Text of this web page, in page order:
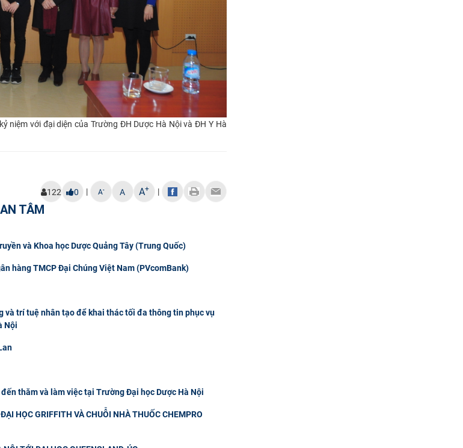
niệm với đại diện của Trường ĐH Dược Hà Nội và ĐH Y Hà
122 0 | A- A A+ |
TÂM
và Khoa học Dược Quảng Tây (Trung Quốc)
hàng TMCP Đại Chúng Việt Nam (PVcomBank)
và trí tuệ nhân tạo để khai thác tối đa thông tin phục vụ
Nội
thăm và làm việc tại Trường Đại học Dược Hà Nội
HỌC GRIFFITH VÀ CHUỖI NHÀ THUỐC CHEMPRO